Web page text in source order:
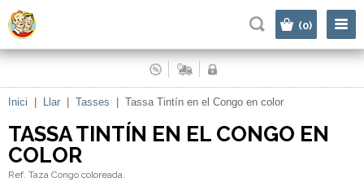
(0)
Inici Llar Tasses Tassa Tintín en el Congo en color
TASSA TINTÍN EN EL CONGO EN
COLOR
Ref. Taza Congo coloreada.